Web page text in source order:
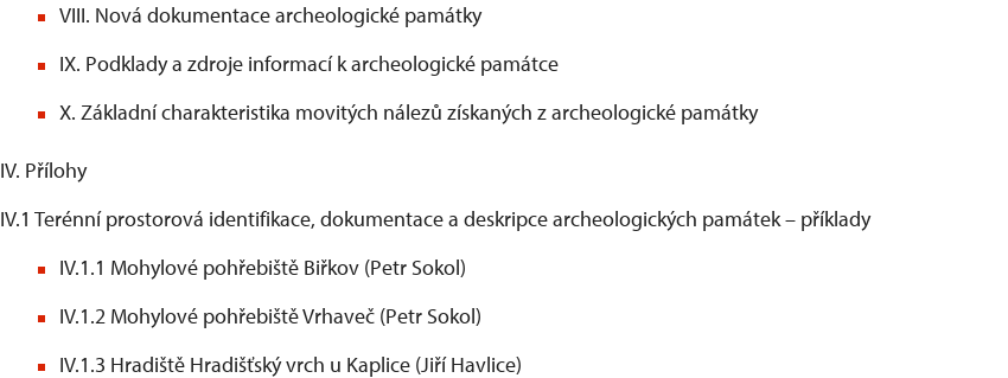
VIII. Nová dokumentace archeologické památky
IX. Podklady a zdroje informací k archeologické památce
X. Základní charakteristika movitých nálezů získaných z archeologické památky
IV. Přílohy
IV.1 Terénní prostorová identifikace, dokumentace a deskripce archeologických památek – příklady
IV.1.1 Mohylové pohřebiště Biřkov (Petr Sokol)
IV.1.2 Mohylové pohřebiště Vrhaveč (Petr Sokol)
IV.1.3 Hradiště Hradišťský vrch u Kaplice (Jiří Havlice)